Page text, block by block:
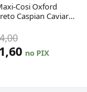
Cosi Oxford
Caspian Caviar
nascido até 25
no PIX